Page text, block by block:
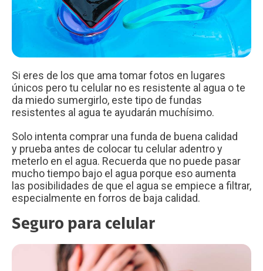
Si eres de los que ama tomar fotos en lugares
únicos pero tu celular no es resistente al agua o te
da miedo sumergirlo, este tipo de fundas
resistentes al agua te ayudarán muchísimo.
Solo intenta comprar una funda de buena calidad
y prueba antes de colocar tu celular adentro y
meterlo en el agua. Recuerda que no puede pasar
mucho tiempo bajo el agua porque eso aumenta
las posibilidades de que el agua se empiece a filtrar,
especialmente en forros de baja calidad.
Seguro para celular